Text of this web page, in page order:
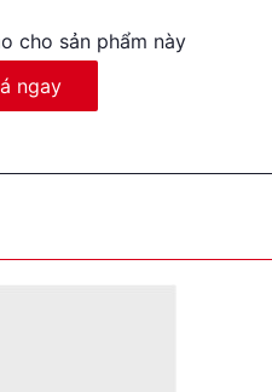
cho sản phẩm này
ngay